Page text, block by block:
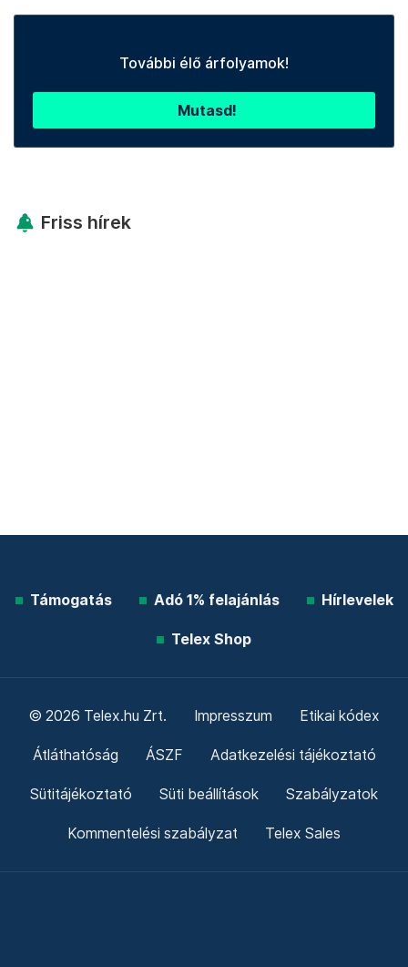
További élő árfolyamok!
Mutasd!
Friss hírek
Támogatás Adó 1% felajánlás Hírlevelek
Telex Shop
© 2026 Telex.hu Zrt. Impresszum Etikai kódex
Átláthatóság ÁSZF Adatkezelési tájékoztató
Sütitájékoztató Süti beállítások Szabályzatok
Kommentelési szabályzat Telex Sales